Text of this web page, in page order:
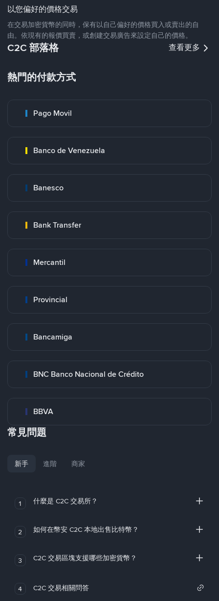
以您偏好的價格交易
在交易加密貨幣的同時，保有以自己偏好的價格買入或賣出的自
由。依現有的報價買賣，或創建交易廣告來設定自己的價格。
C2C 部落格 查看更多
熱門的付款方式
Pago Movil
Banco de Venezuela
Banesco
Bank Transfer
Mercantil
Provincial
Bancamiga
BNC Banco Nacional de Crédito
BBVA
常見問題
新手 進階 商家
1 什麼是 C2C 交易所？
2 如何在幣安 C2C 本地出售比特幣？
3 C2C 交易區塊支援哪些加密貨幣？
4 C2C 交易相關問答